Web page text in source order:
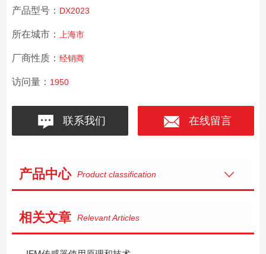
产品型号： DX2023
所在城市： 上海市
厂商性质： 经销商
访问量： 1950
联系我们 在线留言
产品中心 Product classification
相关文章 Relevant Articles